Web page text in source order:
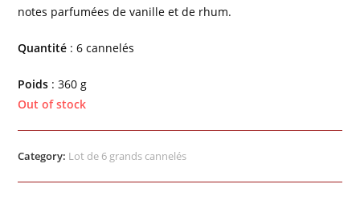
notes parfumées de vanille et de rhum.
Quantité : 6 cannelés
Poids : 360 g
Out of stock
Category: Lot de 6 grands cannelés